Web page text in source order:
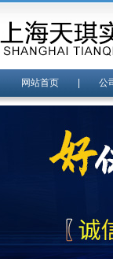
网站首页| 公